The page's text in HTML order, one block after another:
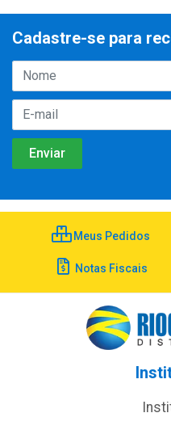
Cadastre-se para
Meus Pedidos
Notas Fiscais